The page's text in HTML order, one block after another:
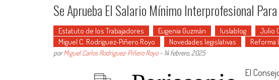
Se Aprueba El Salario Mínimo Interprofesional
Estatuto de los Trabajadores Eugenia Guzmán Iuslablog Julio
Miguel C. Rodríguez-Piñero Royo
Novedades legislativas Reforma
porMiguel Carlos Rodríguez-Piñero Royo- 14 febrero, 2025
El